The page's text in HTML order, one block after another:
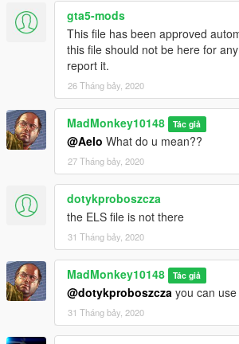
gta5-mods
This file has been approved
this file should not be here for
report it.
26 Tháng bảy, 2020
MadMonkey10148 Tác giả
@Aelo What do u mean??
27 Tháng bảy, 2020
dotykproboszcza
the ELS file is not there
31 Tháng bảy, 2020
MadMonkey10148 Tác giả
@dotykproboszcza you can
31 Tháng bảy, 2020